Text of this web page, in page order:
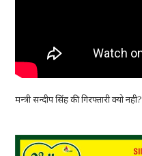
मन्त्री सन्दीप सिंह की गिरफ्तारी क्यो नही?